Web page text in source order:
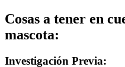
Cosas a tener en
mascota:
Investigación Previa: